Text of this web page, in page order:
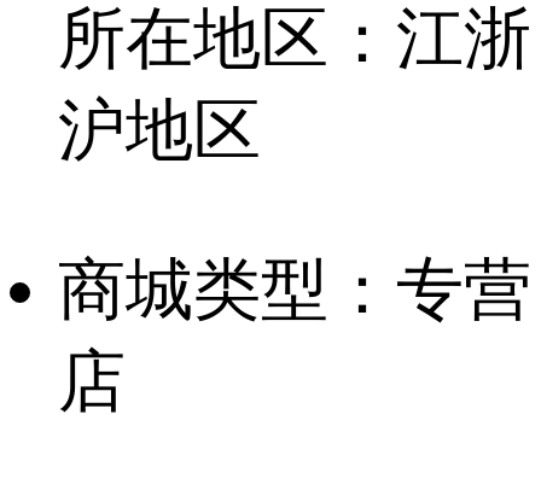
所在地区： 江浙
沪地区
商城类型： 专营
店